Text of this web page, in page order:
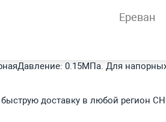
Ереван
0.15МПа. Для
доставку в любой регион